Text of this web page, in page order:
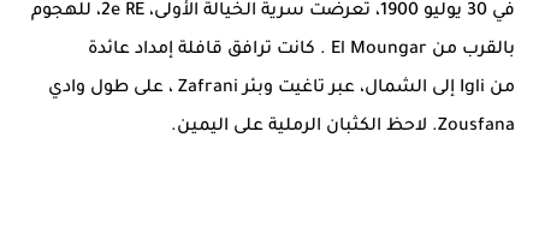
في 30 يوليو 1900، تعرضت سرية الخيالة الأولى، 2e RE، للهجوم
بالقرب من El Moungar . كانت ترافق قافلة إمداد عائدة
من Igli إلى الشمال، عبرتاغيت وبئرZafrani ، على طول وادي
Zousfana. لاحظ الكثبان الرملية على اليمين.